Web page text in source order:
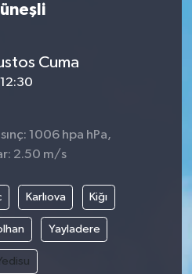
Cuma
12:30
1006 hpa hPa,
2.50 m/s
Karlıova Kiğı
Yayladere